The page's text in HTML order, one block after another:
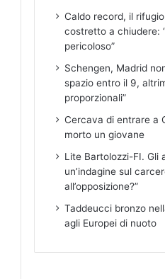
Caldo record, il
costretto a chiudere:
pericoloso”
Schengen, Madrid
spazio entro il 9,
proporzionali”
Cercava di entrare a
morto un giovane
Lite Bartolozzi-FI. Gli
un’indagine sul
all’opposizione?”
Taddeucci bronzo
agli Europei di nuoto